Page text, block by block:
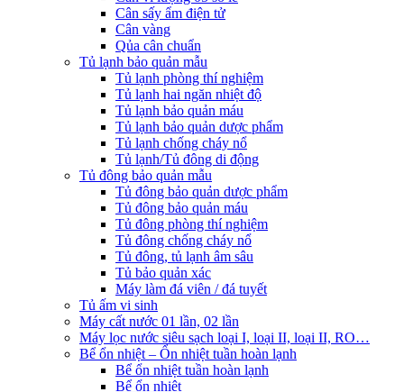
Cân sấy ẩm điện tử
Cân vàng
Qủa cân chuẩn
Tủ lạnh bảo quản mẫu
Tủ lạnh phòng thí nghiệm
Tủ lạnh hai ngăn nhiệt độ
Tủ lạnh bảo quản máu
Tủ lạnh bảo quản dược phẩm
Tủ lạnh chống cháy nổ
Tủ lạnh/Tủ đông di động
Tủ đông bảo quản mẫu
Tủ đông bảo quản dược phẩm
Tủ đông bảo quản máu
Tủ đông phòng thí nghiệm
Tủ đông chống cháy nổ
Tủ đông, tủ lạnh âm sâu
Tủ bảo quản xác
Máy làm đá viên / đá tuyết
Tủ ấm vi sinh
Máy cất nước 01 lần, 02 lần
Máy lọc nước siêu sạch loại I, loại II, loại II, RO…
Bể ổn nhiệt – Ổn nhiệt tuần hoàn lạnh
Bể ổn nhiệt tuần hoàn lạnh
Bể ổn nhiệt